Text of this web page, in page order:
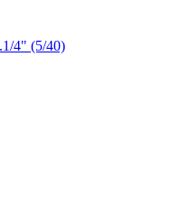
4" (5/40)